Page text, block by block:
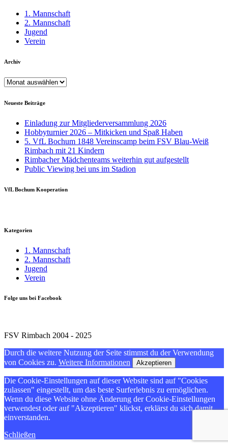
1. Mannschaft
2. Mannschaft
Jugend
Verein
Archiv
Archiv
Neueste Beiträge
Einladung zur Mitgliederversammlung 2026
Hobbyturnier 2026 – Mitkicken und Spaß Haben
5. VfL Bochum 1848 Vereinscamp beim FSV Blau-Weiß
Rimbach mit 21 Kindern
Rimbacher Mädchenteams weiterhin gut aufgestellt
Public Viewing bei uns im Stadion
VfL Bochum Kooperation
Kategorien
1. Mannschaft
2. Mannschaft
Jugend
Verein
Folge uns bei Facebook
FSV Rimbach 2004 - 2025
Durch die weitere Nutzung der Seite stimmst du der Verwendung
von Cookies zu. Weitere Informationen Akzeptieren
Die Cookie-Einstellungen auf dieser Website sind auf "Cookies
zulassen" eingestellt, um das beste Surferlebnis zu ermöglichen.
Wenn du diese Website ohne Änderung der Cookie-Einstellungen
verwendest oder auf "Akzeptieren" klickst, erklärst du sich damit
einverstanden.
Schließen